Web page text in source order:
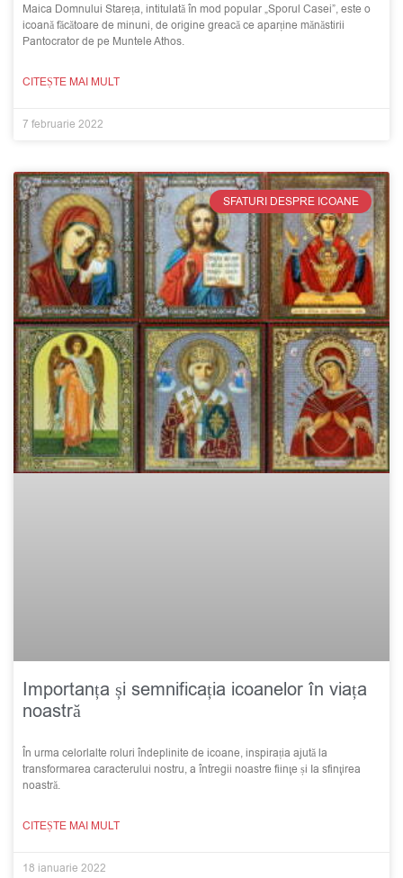
Maica Domnului Stareța, intitulată în mod popular „Sporul Casei”, este o
icoană făcătoare de minuni, de origine greacă ce aparține mănăstirii
Pantocrator de pe Muntele Athos.
CITEȘTE MAI MULT
7 februarie 2022
SFATURI DESPRE ICOANE
Importanța și semnificația icoanelor în viața
noastră
În urma celorlalte roluri îndeplinite de icoane, inspirația ajută la
transformarea caracterului nostru, a întregii noastre fiinţe și Ia sfinţirea
noastră.
CITEȘTE MAI MULT
18 ianuarie 2022